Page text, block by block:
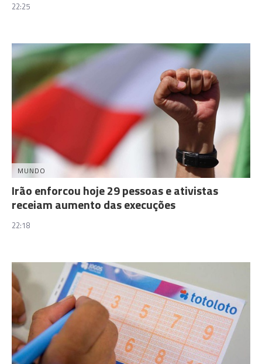
22:25
MUNDO
Irão enforcou hoje 29 pessoas e ativistas
receiam aumento das execuções
22:18